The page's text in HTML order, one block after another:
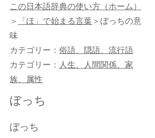
この日本語辞典の使い方（ホーム）
＞「ほ」で始まる言葉＞ぼっちの意
味
カテゴリー： 俗語、隠語、流行語
カテゴリー： 人生、人間関係、家
族、属性
ぼっち
ぼっち